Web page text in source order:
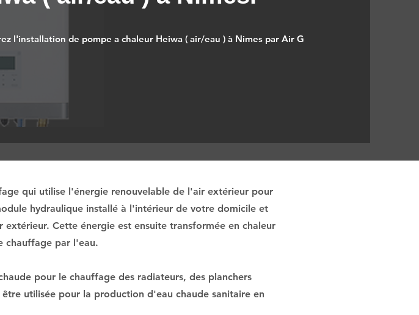
l'installation de pompe a chaleur Heiwa ( air/eau ) à Nimes par Air G
qui utilise l'énergie renouvelable de l'air extérieur pour
hydraulique installé à l'intérieur de votre domicile et
Cette énergie est ensuite transformée en chaleur
chauffage par l'eau.
pour le chauffage des radiateurs, des planchers
utilisée pour la production d'eau chaude sanitaire en